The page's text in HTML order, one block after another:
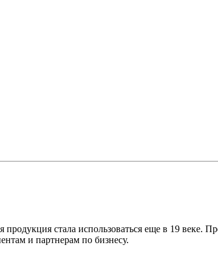
продукция стала использоваться еще в 19
и партнерам по бизнесу.